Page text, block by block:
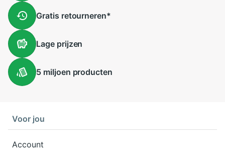
Gratis retourneren*
Lageprijzen
5 miljoen producten
Voor jou
Account